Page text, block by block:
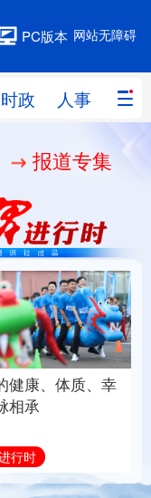
网站无障碍
PC版本
时政 人事 国际
人事
线 教育
体育
军事
政务
数字经济
报道专集
健康、体质、幸
相承
行时